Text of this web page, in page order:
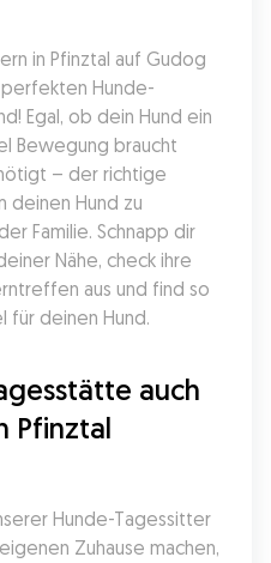
in Pfinztal auf Gudog
Hunde-
Egal, ob dein Hund ein
Bewegung braucht
– der richtige
deinen Hund zu
Familie. Schnapp dir
Nähe, check ihre
aus und find so
für deinen Hund.
auch
Pfinztal
Hunde-Tagessitter
Zuhause machen,